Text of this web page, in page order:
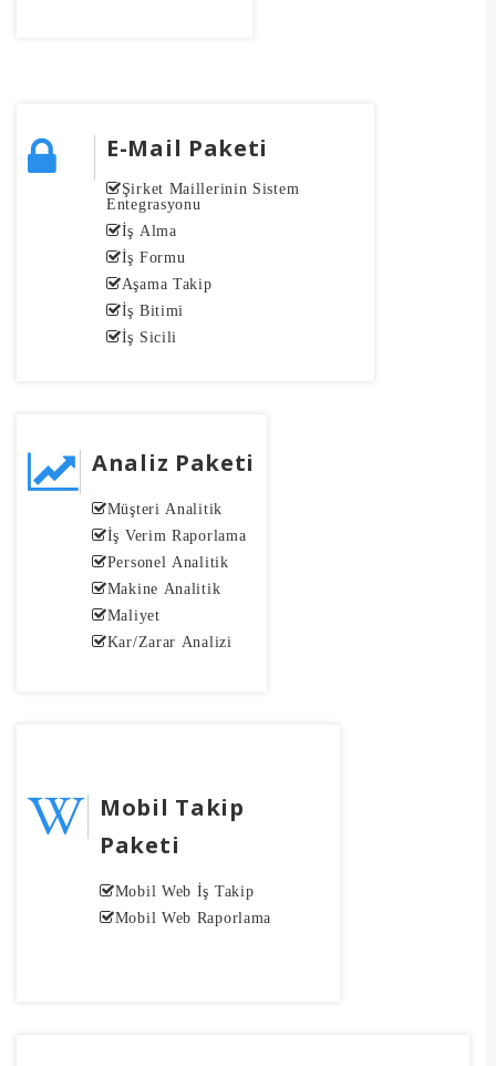
E-Mail Paketi
Şirket Maillerinin Sistem
Entegrasyonu
İş Alma
İş Formu
Aşama Takip
İş Bitimi
İş Sicili
Analiz Paketi
Müşteri Analitik
İş Verim Raporlama
Personel Analitik
Makine Analitik
Maliyet
Kar/Zarar Analizi
Mobil Takip
Paketi
Mobil Web İş Takip
Mobil Web Raporlama